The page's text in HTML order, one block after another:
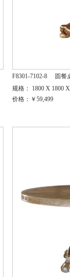
F8301-7102-8
圆餐
规格： 1800 X 1800
价格：￥59,499